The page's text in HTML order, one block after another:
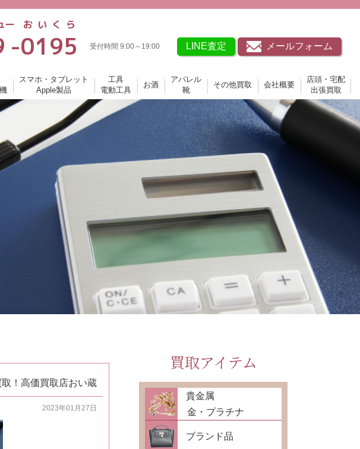
ー
-0195
おいくら
受付時間 9:00～19:00 LINE査定 メールフォーム
スマホ・タブレット
Apple製品
工具
電動工具
お酒
アパレル
靴
その他買取 会社概要
店頭・宅配
出張買取
！高価買取店おい蔵
2023年01月27日
買取アイテム
貴金属
金・プラチナ
ブランド品